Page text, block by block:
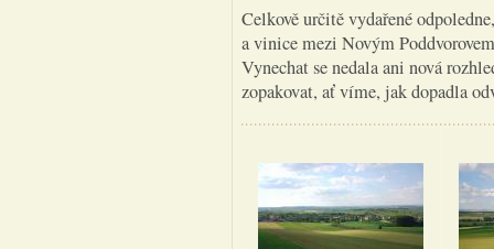
Celkově určitě vydařené
a vinice mezi Novým
Vynechat se nedala ani nová
zopakovat, ať víme, jak dopadla